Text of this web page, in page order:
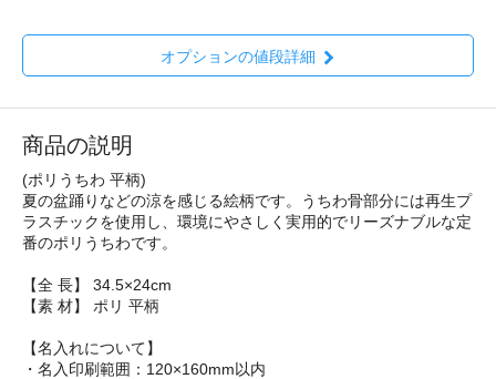
オプションの値段詳細
商品の説明
(ポリうちわ 平柄)
夏の盆踊りなどの涼を感じる絵柄です。うちわ骨部分には再生プ
ラスチックを使用し、環境にやさしく実用的でリーズナブルな定
番のポリうちわです。
【全 長】 34.5×24cm
【素 材】 ポリ 平柄
【名入れについて】
・名入印刷範囲：120×160mm以内